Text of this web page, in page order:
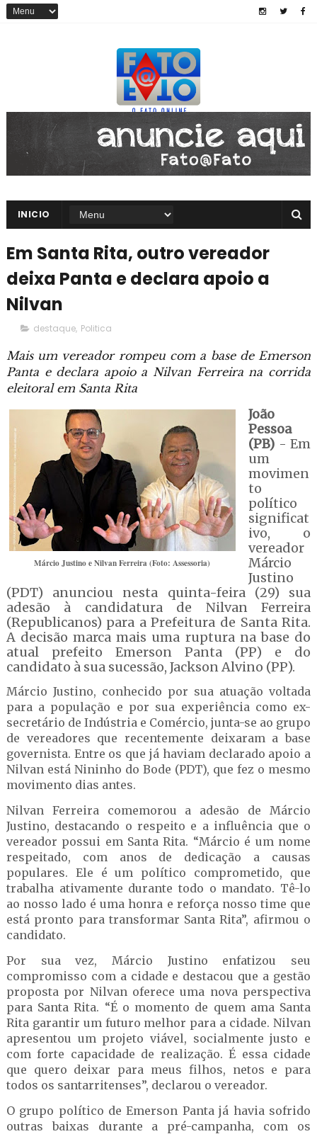
INICIO
Em Santa Rita, outro vereador
deixa Panta e declara apoio a
Nilvan
destaque, Politica
Mais um vereador rompeu com a base de Emerson
Panta e declara apoio a Nilvan Ferreira na corrida
eleitoral em Santa Rita
Márcio Justino e Nilvan Ferreira (Foto: Assessoria)
João
Pessoa
(PB) - Em
um
movimen
to
político
significat
ivo, o
vereador
Márcio
Justino
(PDT) anunciou nesta quinta-feira (29) sua
adesão à candidatura de Nilvan Ferreira
(Republicanos) para a Prefeitura de Santa Rita.
A decisão marca mais uma ruptura na base do
atual prefeito Emerson Panta (PP) e do
candidato à sua sucessão, Jackson Alvino (PP).
Márcio Justino, conhecido por sua atuação voltada
para a população e por sua experiência como ex-
secretário de Indústria e Comércio, junta-se ao grupo
de vereadores que recentemente deixaram a base
governista. Entre os que já haviam declarado apoio a
Nilvan está Nininho do Bode (PDT), que fez o mesmo
movimento dias antes.
Nilvan Ferreira comemorou a adesão de Márcio
Justino, destacando o respeito e a influência que o
vereador possui em Santa Rita. “Márcio é um nome
respeitado, com anos de dedicação a causas
populares. Ele é um político comprometido, que
trabalha ativamente durante todo o mandato. Tê-lo
ao nosso lado é uma honra e reforça nosso time que
está pronto para transformar Santa Rita”, afirmou o
candidato.
Por sua vez, Márcio Justino enfatizou seu
compromisso com a cidade e destacou que a gestão
proposta por Nilvan oferece uma nova perspectiva
para Santa Rita. “É o momento de quem ama Santa
Rita garantir um futuro melhor para a cidade. Nilvan
apresentou um projeto viável, socialmente justo e
com forte capacidade de realização. É essa cidade
que quero deixar para meus filhos, netos e para
todos os santarritenses”, declarou o vereador.
O grupo político de Emerson Panta já havia sofrido
outras baixas durante a pré-campanha, com os